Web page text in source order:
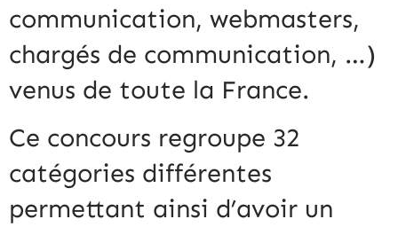
communication, webmasters,
chargés de communication, …)
venus de toute la France.
Ce concours regroupe 32
catégories différentes
permettant ainsi d’avoir un